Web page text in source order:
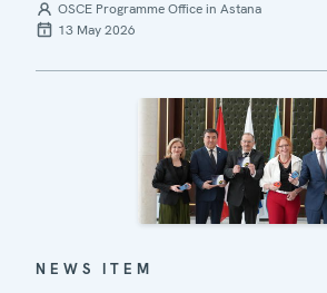
OSCE Programme Office in Astana
13 May 2026
NEWS ITEM